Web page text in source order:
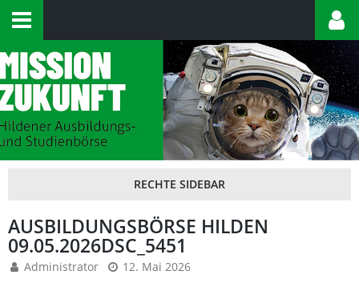
AUSBILDUNGSBÖRSE HILDEN
09.05.2026DSC_5451
Administrator 12. Mai 2026